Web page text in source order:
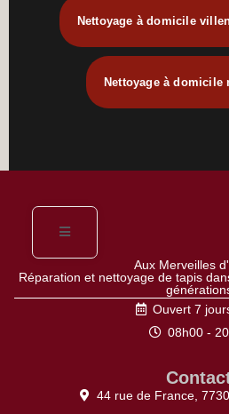
Nettoyage à domicile
Nettoyage à domicile
Aux Merveilles
Réparation et nettoyage de tapis
Ouvert 7
08h00 -
44 rue de France,